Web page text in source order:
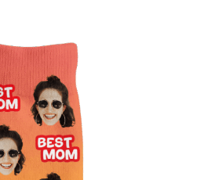
multiple
variants.
The
options
may
be
chosen